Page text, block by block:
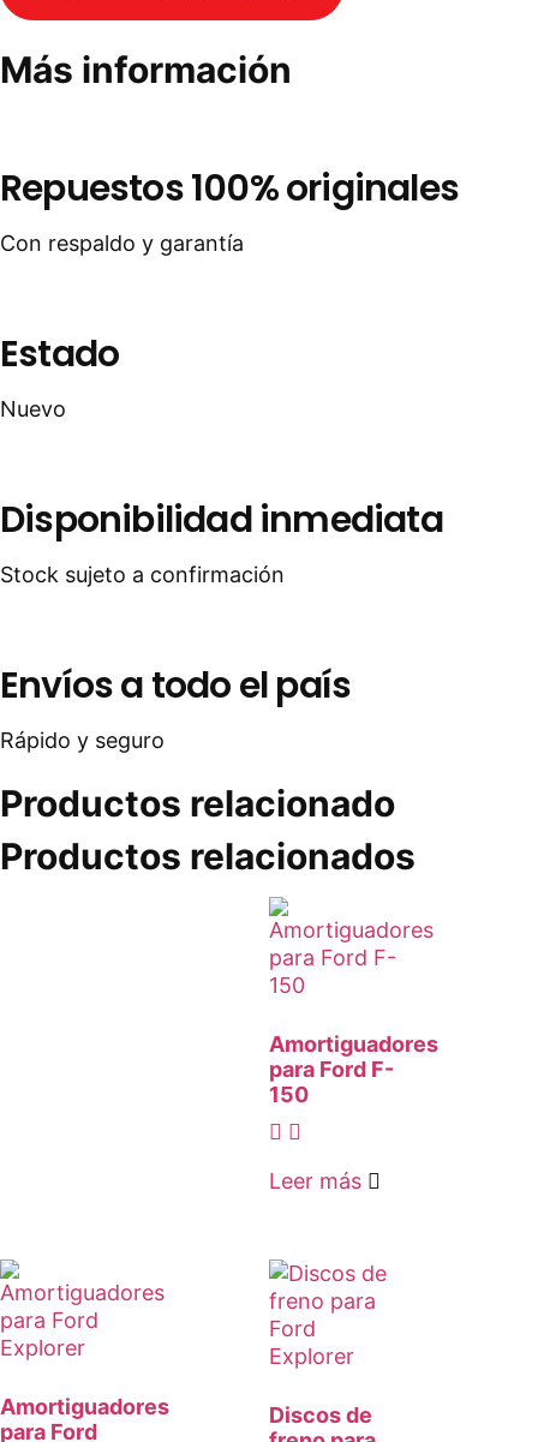
Más información
Repuestos 100% originales
Con respaldo y garantía
Estado
Nuevo
Disponibilidad inmediata
Stock sujeto a confirmación
Envíos a todo el país
Rápido y seguro
Productos relacionado
Productos relacionados
Amortiguadores
para Ford F-
150
Leer más
Amortiguadores
para Ford
Discos de